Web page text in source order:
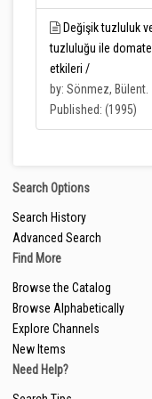
Değişik tuzluluk
tuzluluğu ile
etkileri /
by: Sönmez, Bülent.
Published: (1995)
Search Options
Search History
Advanced Search
Find More
Browse the Catalog
Browse Alphabetically
Explore Channels
New Items
Need Help?